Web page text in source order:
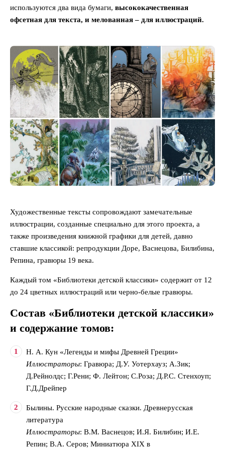
используются два вида бумаги, высококачественная
офсетная для текста, и мелованная – для иллюстраций.
Художественные тексты сопровождают замечательные
иллюстрации, созданные специально для этого проекта, а
также произведения книжной графики для детей, давно
ставшие классикой: репродукции Доре, Васнецова, Билибина,
Репина, гравюры 19 века.
Каждый том «Библиотеки детской классики» содержит от 12
до 24 цветных иллюстраций или черно-белые гравюры.
Состав «Библиотеки детской классики»
и содержание томов:
Н. А. Кун «Легенды и мифы Древней Греции»
Иллюстраторы: Гравюра; Д.У. Уотерхауз; А.Зик;
Д.Рейнолдс; Г.Рени; Ф. Лейтон; С.Роза; Д.Р.С. Стенхоуп;
Г.Д.Дрейпер
Былины. Русские народные сказки. Древнерусская
литература
Иллюстраторы: В.М. Васнецов; И.Я. Билибин; И.Е.
Репин; В.А. Серов; Миниатюра ХIХ в